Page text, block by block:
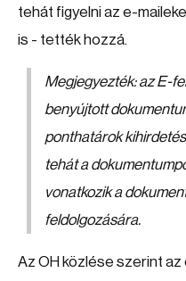
tehát figyelni az e-
is - tették hozzá.
Megjegyezték: az E-
benyújtott
ponthatárok
tehát a
vonatkozik a
feldolgozására.
Az OH közlése szerint